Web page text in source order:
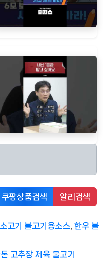
쿠팡상품검색 알리검색
소고기 불고기용소스 한우 불
고추장 제육 불고기